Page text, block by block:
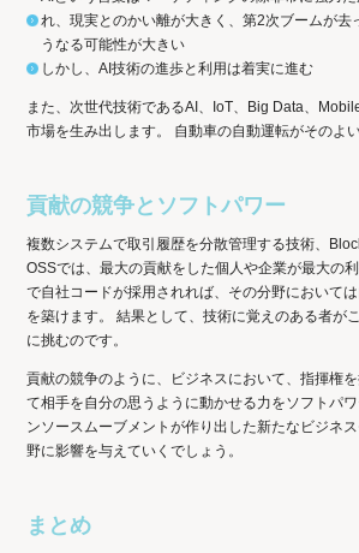
れ、現実とのかい離が大きく、第2次ブームが去
うなる可能性が大きい
しかし、AI技術の進歩と利用は着実に進む
また、次世代技術であるAI、IoT、Big Data、
市場を生み出します。 自動車の自動運転がそのよい
貢献の競争とソフトパワー
複数システムで取引履歴を分散管理する技術、
OSSでは、最大の貢献をした個人や企業が最大の
で自社コードが採用されれば、その分野において
を築けます。 結果として、技術に覚えのある者が
に挑むのです。
貢献の競争のように、ビジネスにおいて、指揮権
て相手を自分の思うように動かせる力をソフトパ
ンソースムーブメントが作り出した新たなビジネ
野に影響を与えていくでしょう。
まとめ